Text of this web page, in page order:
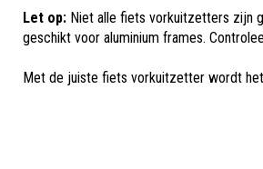
Let op:Niet alle fiets vorkuitzetters zijn
geschikt voor aluminium frames.
Met de juiste fiets vorkuitzetter wordt